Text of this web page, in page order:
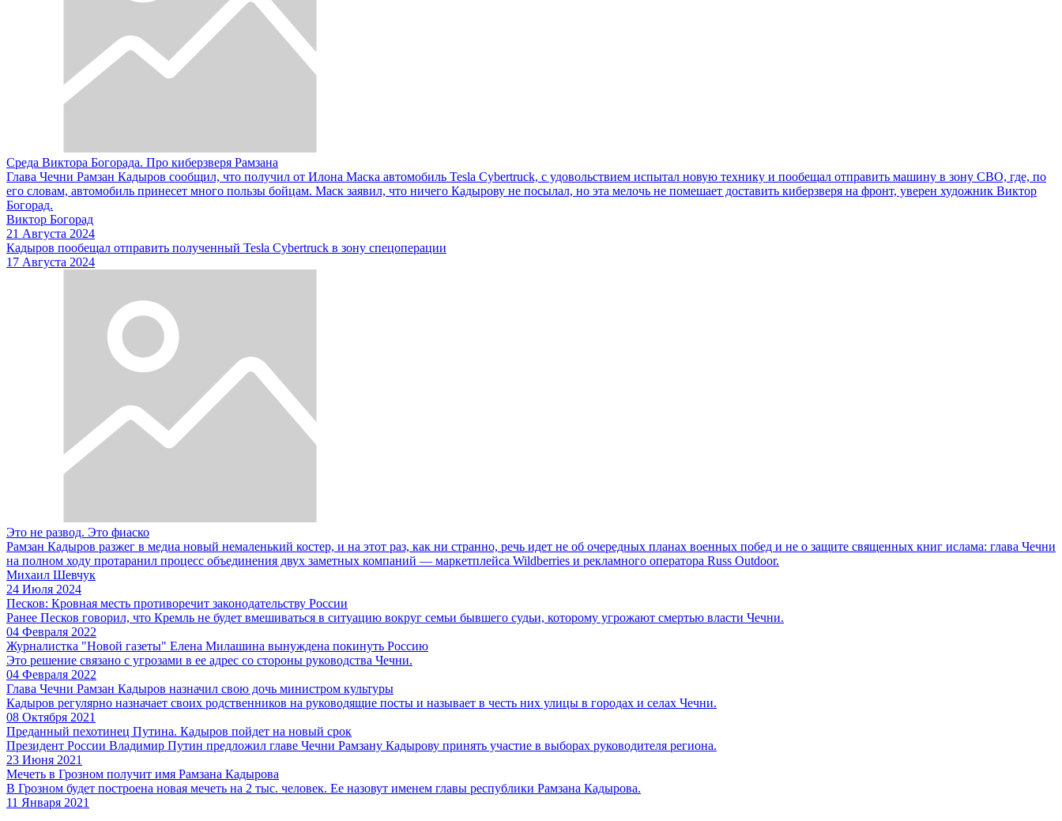
Среда Виктора Богорада. Про киберзверя Рамзана
Глава Чечни Рамзан Кадыров сообщил, что получил от Илона Маска автомобиль Tesla Cybertruck, с удовольствием испытал новую технику и пообещал отправить машину в зону СВО, где, по
его словам, автомобиль принесет много пользы бойцам. Маск заявил, что ничего Кадырову не посылал, но эта мелочь не помешает доставить киберзверя на фронт, уверен художник Виктор
Богорад.
Виктор Богорад
21 Августа 2024
Кадыров пообещал отправить полученный Tesla Cybertruck в зону спецоперации
17 Августа 2024
Это не развод. Это фиаско
Рамзан Кадыров разжег в медиа новый немаленький костер, и на этот раз, как ни странно, речь идет не об очередных планах военных побед и не о защите священных книг ислама: глава Чечни
на полном ходу протаранил процесс объединения двух заметных компаний — маркетплейса Wildberries и рекламного оператора Russ Outdoor.
Михаил Шевчук
24 Июля 2024
Песков: Кровная месть противоречит законодательству России
Ранее Песков говорил, что Кремль не будет вмешиваться в ситуацию вокруг семьи бывшего судьи, которому угрожают смертью власти Чечни.
04 Февраля 2022
Журналистка "Новой газеты" Елена Милашина вынуждена покинуть Россию
Это решение связано с угрозами в ее адрес со стороны руководства Чечни.
04 Февраля 2022
Глава Чечни Рамзан Кадыров назначил свою дочь министром культуры
Кадыров регулярно назначает своих родственников на руководящие посты и называет в честь них улицы в городах и селах Чечни.
08 Октября 2021
Преданный пехотинец Путина. Кадыров пойдет на новый срок
Президент России Владимир Путин предложил главе Чечни Рамзану Кадырову принять участие в выборах руководителя региона.
23 Июня 2021
Мечеть в Грозном получит имя Рамзана Кадырова
В Грозном будет построена новая мечеть на 2 тыс. человек. Ее назовут именем главы республики Рамзана Кадырова.
11 Января 2021